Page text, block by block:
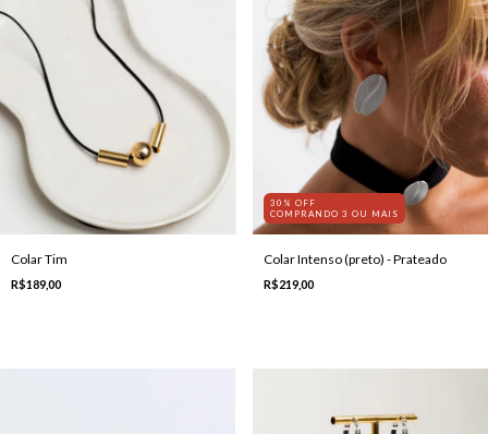
Colar Tim
R$189,00
30% OFF
COMPRANDO 3 OU MAIS
Colar Intenso (preto) - Prateado
R$219,00